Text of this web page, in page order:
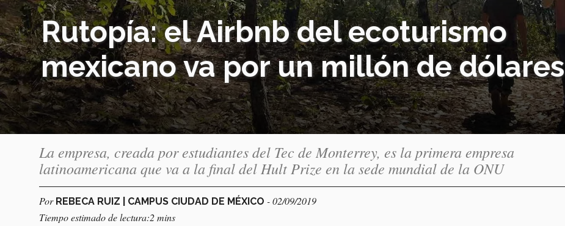
Rutopía: el Airbnb del ecoturismo
mexicano va por un millón de dólares
La empresa, creada por estudiantes del Tec de Monterrey, es la primera empresa
latinoamericana que va a la final del Hult Prize en la sede mundial de la ONU
Por REBECA RUIZ | CAMPUS CIUDAD DE MÉXICO - 02/09/2019
Tiempo estimado de lectura:2 mins